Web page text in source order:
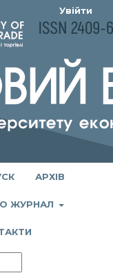
АРХІВ
ЖУРНАЛ
Увійти